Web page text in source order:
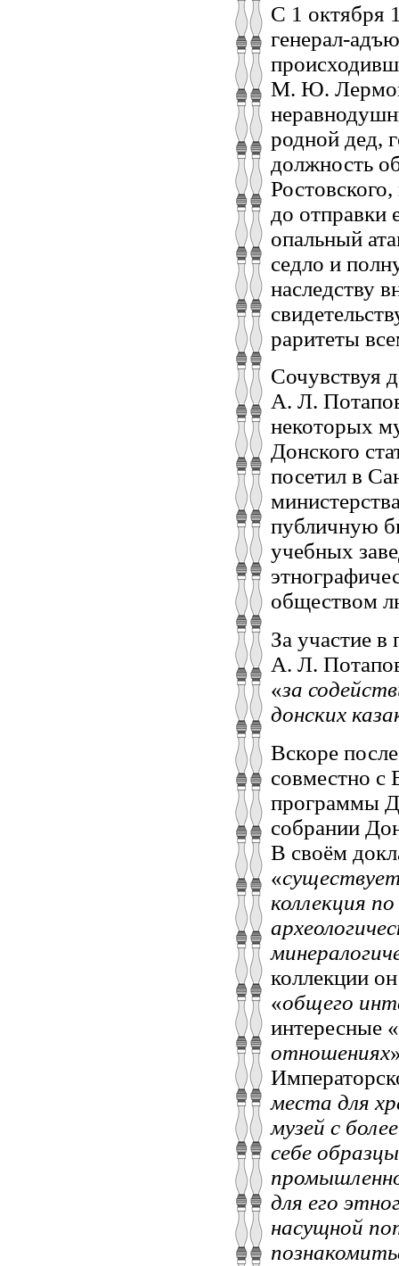
С 1 октября
генерал-
М. Ю.
родной дед,
должность
до отправки
опальный
седло и
наследству
раритеты
Сочувствуя
А. Л.
некоторых
Донского
посетил в
публичную
учебных
обществом
За участие в
А. Л.
«за
донских
Вскоре
совместно
программы
собрании
В своём
«
коллекция
коллекции
«общего
интересные «
отношениях
места для
музей с
себе
для его
насущной